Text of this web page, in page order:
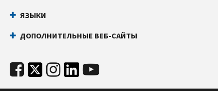
ЯЗЫКИ
ДОПОЛНИТЕЛЬНЫЕ ВЕБ-САЙТЫ